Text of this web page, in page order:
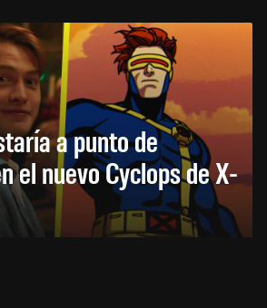
a punto de
el nuevo Cyclops de X-